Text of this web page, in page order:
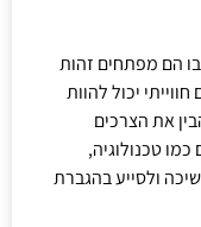
הם מפתחים זהות
יכול להוות
את הצרכים
טכנולוגיה,
ולסייע בהגברת